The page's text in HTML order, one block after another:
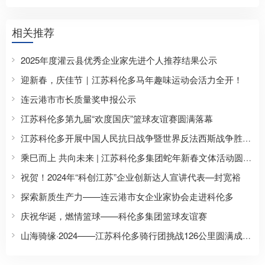
相关推荐
2025年度灌云县优秀企业家先进个人推荐结果公示
迎新春，庆佳节｜江苏科伦多马年趣味运动会活力全开！
连云港市市长质量奖申报公示
江苏科伦多第九届“欢度国庆”篮球友谊赛圆满落幕
江苏科伦多开展中国人民抗日战争暨世界反法西斯战争胜利80周年主题纪念活动
乘巳而上 共向未来 | 江苏科伦多集团蛇年新春文体活动圆满收官
祝贺！2024年“科创江苏”企业创新达人宣讲代表—封宽裕
探索新质生产力——连云港市女企业家协会走进科伦多
庆祝华诞，燃情篮球——科伦多集团篮球友谊赛
山海骑缘·2024——江苏科伦多骑行团挑战126公里圆满成功！